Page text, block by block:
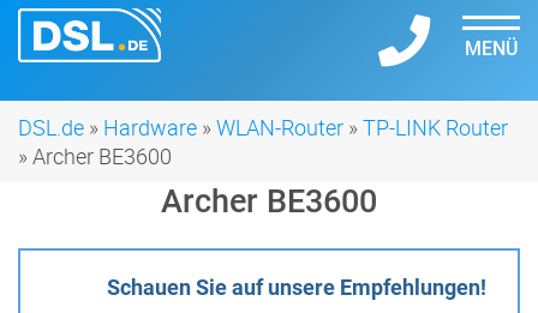
MENÜ
DSL.de » Hardware »WLAN-Router »TP-LINK Router
» Archer BE3600
Archer BE3600
Schauen Sie auf unsere Empfehlungen!